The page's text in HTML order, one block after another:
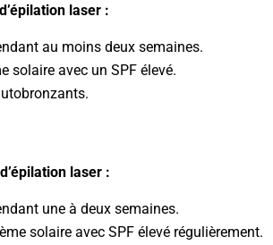
laser :
au moins deux semaines.
solaire avec un SPF élevé.
laser :
une à deux semaines.
solaire avec SPF élevé régulièrement.